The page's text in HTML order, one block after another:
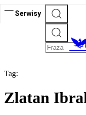
Serwisy
Tag:
Zlatan